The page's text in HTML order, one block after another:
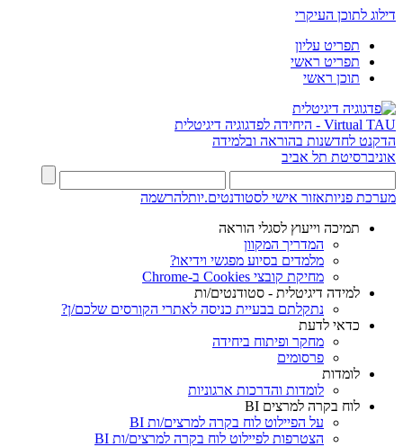
דילוג לתוכן העיקרי
תפריט עליון
תפריט ראשי
תוכן ראשי
Virtual TAU - היחידה לפדגוגיה דיגיטלית
הדקנט לחדשנות בהוראה ובלמידה
אוניברסיטת תל אביב
מערכת פניותאזור אישי לסטודנטים.יותלהרשמה
תמיכה וייעוץ לסגלי הוראה
המדריך המקוון
מלמדים בסיוע מפגשי וידיאו?
מחיקת קובצי Cookies ב-Chrome
למידה דיגיטלית - סטודנטים/ות
נתקלתם בבעיית כניסה לאתרי הקורסים שלכם/ן?
כדאי לדעת
מחקר ופיתוח ביחידה
פרסומים
לומדות
לומדות והדרכות ארגוניות
לוח בקרה למרצים BI
על הפיילוט לוח בקרה למרצים/ות BI
הצטרפות לפיילוט לוח בקרה למרצים/ות BI